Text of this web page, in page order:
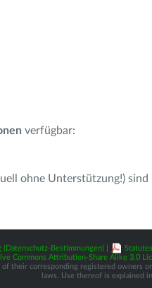
verfügbar:
ohne Unterstützung!) sind
(Datenschutz-Bestimmungen)
Commons Attribution-Share Alike 3.0
their corresponding registered owners
laws. Use thereof is explained